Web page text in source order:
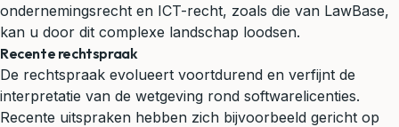
ondernemingsrecht en ICT-recht, zoals die van LawBase,
kan u door dit complexe landschap loodsen.
Recente rechtspraak
De rechtspraak evolueert voortdurend en verfijnt de
interpretatie van de wetgeving rond softwarelicenties.
Recente uitspraken hebben zich bijvoorbeeld gericht op